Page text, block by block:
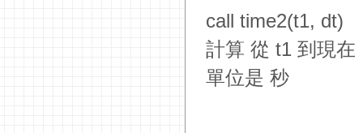
call time2(t1, dt)
計算 從 t1 到現在
單位是 秒